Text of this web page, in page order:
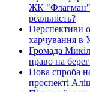
ЖК "Флагман"
реальність?
Перспективи
харчування в
Громада
право на
Нова спроба
проспекті